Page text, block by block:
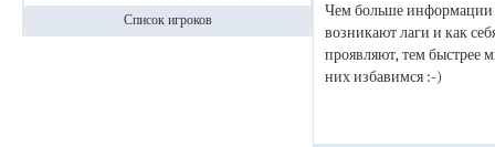
Список игроков
Чем больше информации
возникают лаги и как
проявляют, тем быстрее
них избавимся :-)